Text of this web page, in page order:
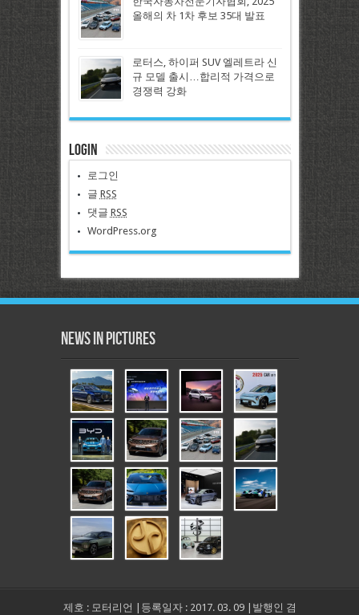
올해의 차 1차 후보 35대 발표
로터스, 하이퍼 SUV 엘레트라 신
규 모델 출시…합리적 가격으로
경쟁력 강화
Login
로그인
글 RSS
댓글 RSS
WordPress.org
News in Pictures
제호 : 모터리언 |등록일자 : 2017. 03. 09 |발행인 겸